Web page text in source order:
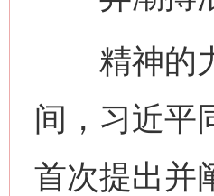
精神的力
间，习近平
首次提出并